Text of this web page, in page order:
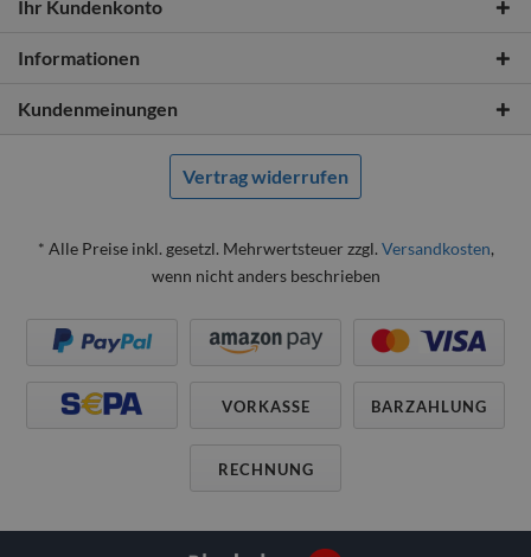
Ihr Kundenkonto
Informationen
Kundenmeinungen
Vertrag widerrufen
* Alle Preise inkl. gesetzl. Mehrwertsteuer zzgl. Versandkosten,
wenn nicht anders beschrieben
VORKASSE BARZAHLUNG
RECHNUNG